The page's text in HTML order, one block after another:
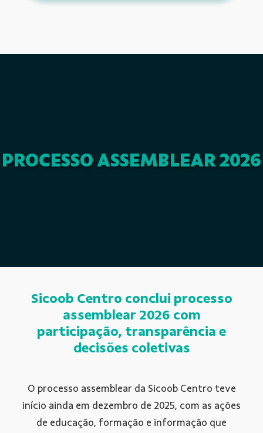
PROCESSO ASSEMBLEAR 2026
Sicoob Centro conclui processo
assemblear 2026 com
participação, transparência e
decisões coletivas
O processo assemblear da Sicoob Centro teve
início ainda em dezembro de 2025, com as ações
de educação, formação e informação que